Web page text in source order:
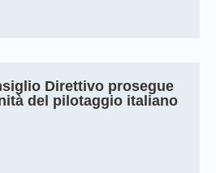
Direttivo prosegue
del pilotaggio italiano